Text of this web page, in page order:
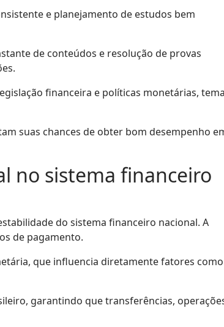
e planejamento de estudos bem
de conteúdos e resolução de provas
financeira e políticas monetárias,
suas chances de obter bom desempenho
no sistema financeiro
do sistema financeiro nacional. A
de pagamento.
que influencia diretamente fatores como
garantindo que transferências,